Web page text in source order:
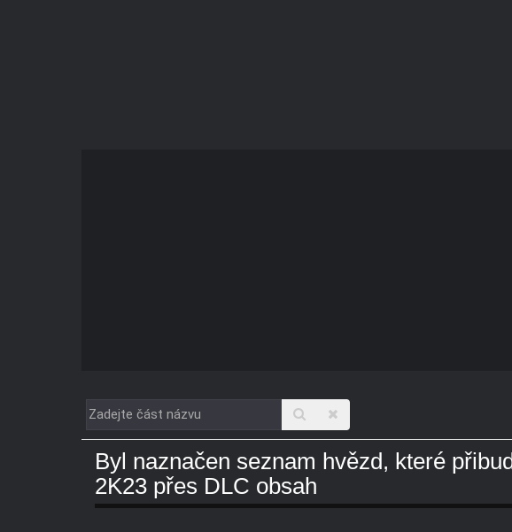
Zadejte
část
názvu
Byl naznačen seznam hvězd, které
2K23 přes DLC obsah